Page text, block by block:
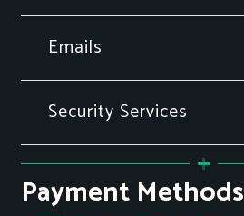
Emails
Security Services
Payment Methods